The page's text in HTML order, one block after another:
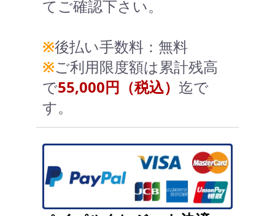
てご確認下さい。
※後払い手数料：無料
※ご利用限度額は累計残高
で55,000円（税込） 迄で
す。